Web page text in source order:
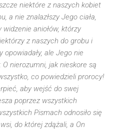
niektóre z naszych kobiet
a nie znalazłszy Jego ciała,
widzenie aniołów, którzy
z naszych do grobu i
ale Jego nie
O nierozumni, jak nieskore są
co powiedzieli prorocy!
aby wejść do swej
poprzez wszystkich
Pismach odnosiło się
do której zdążali, a On